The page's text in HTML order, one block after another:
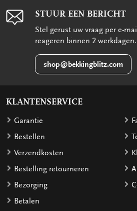
STUUR EEN BERICHT
Stel gerust uw vraag per e-
reageren binnen 2 werkdagen.
shop@bekkingblitz.com
KLANTENSERVICE
Garantie
Bestellen
Verzendkosten
Bestelling retourneren
Bezorging
Betalen